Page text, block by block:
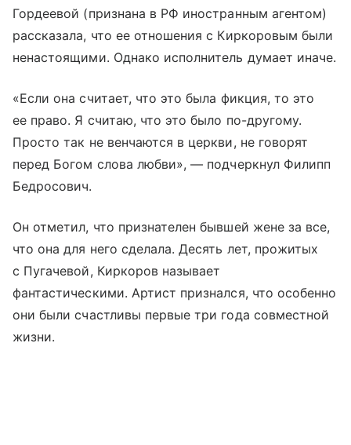
Гордеевой (признана в РФ иностранным агентом)
рассказала, что ее отношения с Киркоровым были
ненастоящими. Однако исполнитель думает иначе.
«Если она считает, что это была фикция, то это
ее право. Я считаю, что это было по-другому.
Просто так не венчаются в церкви, не говорят
перед Богом слова любви», — подчеркнул Филипп
Бедросович.
Он отметил, что признателен бывшей жене за все,
что она для него сделала. Десять лет, прожитых
с Пугачевой, Киркоров называет
фантастическими. Артист признался, что особенно
они были счастливы первые три года совместной
жизни.